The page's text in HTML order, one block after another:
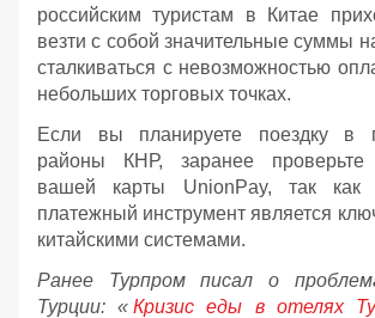
российским туристам в Китае
везти с собой значительные суммы
сталкиваться с невозможностью
небольших торговых точках.
Если вы планируете поездку в
районы КНР, заранее проверьте
вашей карты UnionPay, так как
платежный инструмент является
китайскими системами.
Ранее Турпром писал о
Турции: « Кризис еды в отелях